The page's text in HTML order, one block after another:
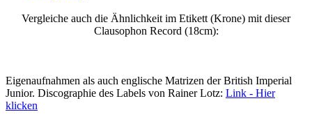
Vergleiche auch die Ähnlichkeit im Etikett (Krone) mit dieser
Clausophon Record (18cm):
Eigenaufnahmen als auch englische Matrizen der British Imperial
Junior. Discographie des Labels von Rainer Lotz: Link - Hier
klicken